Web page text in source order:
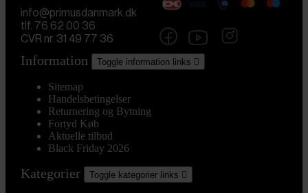
info@primusdanmark.dk
tlf. 76 62 00 36
CVR nr. 31 49 77 36
Information Toggle information links 
Sitemap
Handelsbetingelser
Returnering og Bytning
Fortyd Køb
Aktuelle tilbud
Black Friday 2026
Kategorier Toggle kategorier links 